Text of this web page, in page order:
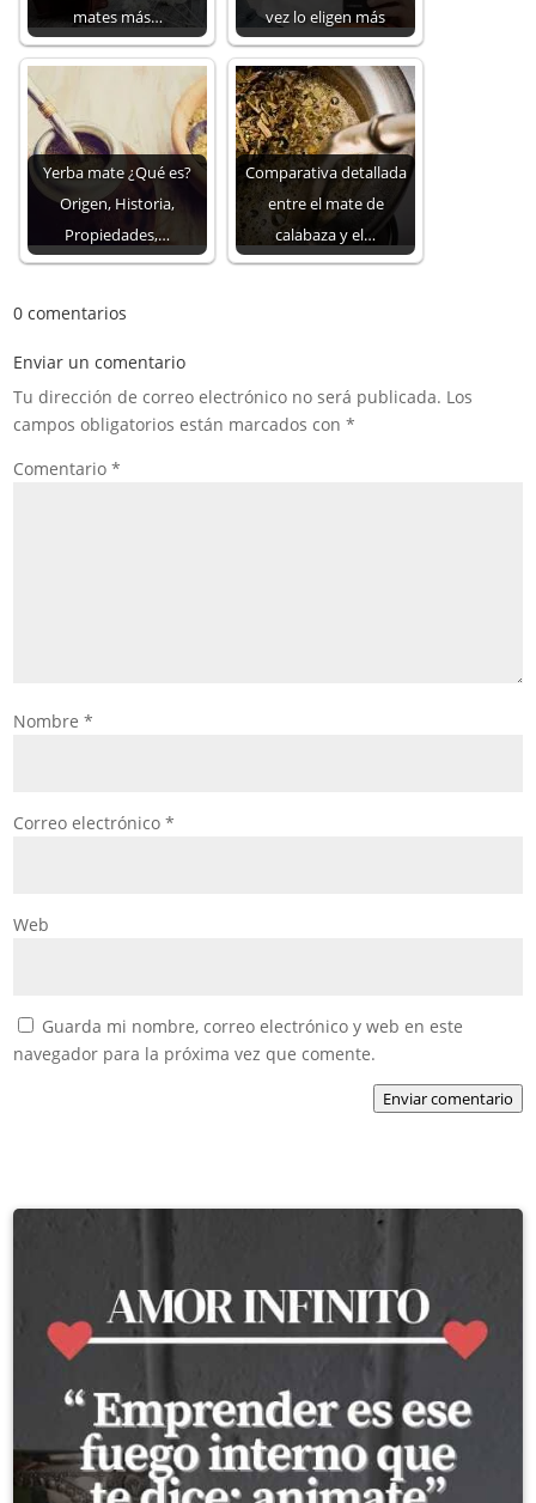
mates más… vez lo eligen más
Yerba mate ¿Qué es?
Origen, Historia,
Propiedades,…
Comparativa detallada
entre el mate de
calabaza y el…
0 comentarios
Enviar un comentario
Tu dirección de correo electrónico no será publicada. Los
campos obligatorios están marcados con*
Comentario*
Nombre*
Correo electrónico*
Web
Guarda mi nombre, correo electrónico y web en este
navegador para la próxima vez que comente.
Enviar comentario